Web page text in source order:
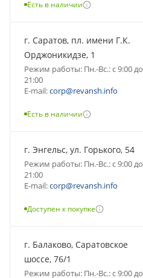
Есть в наличии
г. Саратов, пл. имени Г.К.
Орджоникидзе, 1
Режим работы: Пн.-Вс.: с 9:00 до
21:00
E-mail:corp@revansh.info
Есть в наличии
г. Энгельс, ул. Горького, 54
Режим работы: Пн.-Вс.: с 9:00 до
21:00
E-mail:corp@revansh.info
Доступен к покупке
г. Балаково, Саратовское
шоссе, 76/1
Режим работы: Пн.-Вс.: с 9:00 до